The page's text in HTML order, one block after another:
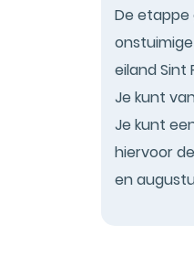
De etappe
eiland Sint
Je kunt
Je kunt
hiervoor
en